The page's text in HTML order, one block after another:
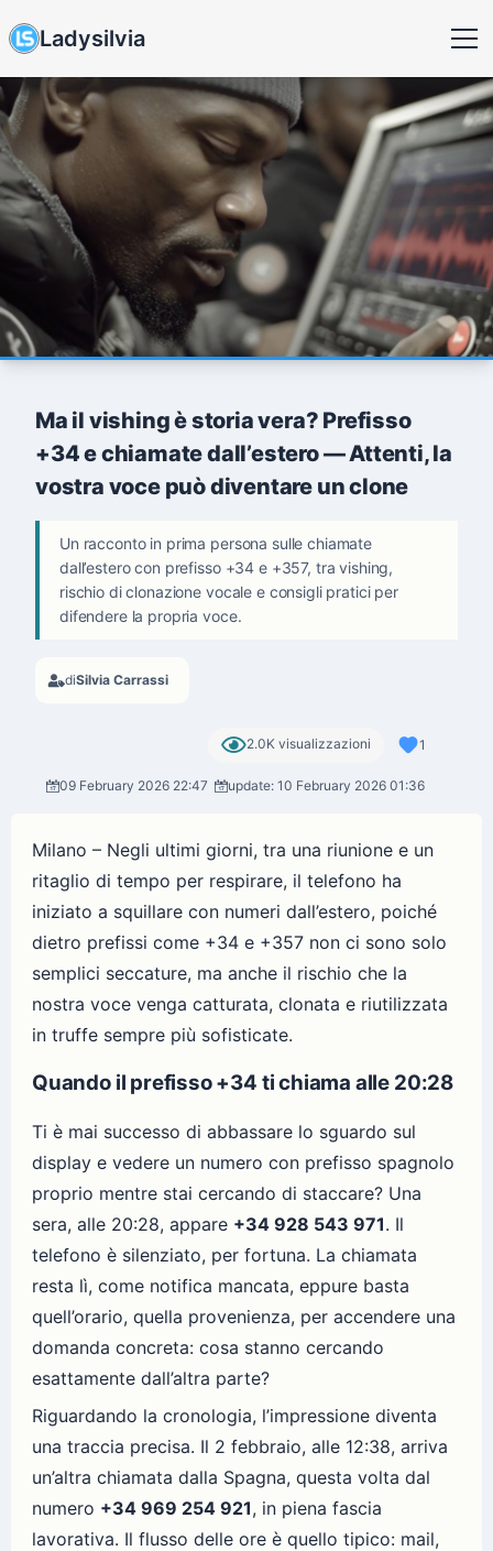
Ladysilvia
Ma il vishing è storia vera? Prefisso
+34 e chiamate dall’estero — Attenti, la
vostra voce può diventare un clone
Un racconto in prima persona sulle chiamate
dall’estero con prefisso +34 e +357, tra vishing,
rischio di clonazione vocale e consigli pratici per
difendere la propria voce.
diSilvia Carrassi
2.0K visualizzazioni 1
09 February 2026 22:47 update: 10 February 2026 01:36
Milano – Negli ultimi giorni, tra una riunione e un
ritaglio di tempo per respirare, il telefono ha
iniziato a squillare con numeri dall’estero, poiché
dietro prefissi come +34 e +357 non ci sono solo
semplici seccature, ma anche il rischio che la
nostra voce venga catturata, clonata e riutilizzata
in truffe sempre più sofisticate.
Quando il prefisso +34 ti chiama alle 20:28
Ti è mai successo di abbassare lo sguardo sul
display e vedere un numero con prefisso spagnolo
proprio mentre stai cercando di staccare? Una
sera, alle 20:28, appare +34 928 543 971. Il
telefono è silenziato, per fortuna. La chiamata
resta lì, come notifica mancata, eppure basta
quell’orario, quella provenienza, per accendere una
domanda concreta: cosa stanno cercando
esattamente dall’altra parte?
Riguardando la cronologia, l’impressione diventa
una traccia precisa. Il 2 febbraio, alle 12:38, arriva
un’altra chiamata dalla Spagna, questa volta dal
numero +34 969 254 921, in piena fascia
lavorativa. Il flusso delle ore è quello tipico: mail,